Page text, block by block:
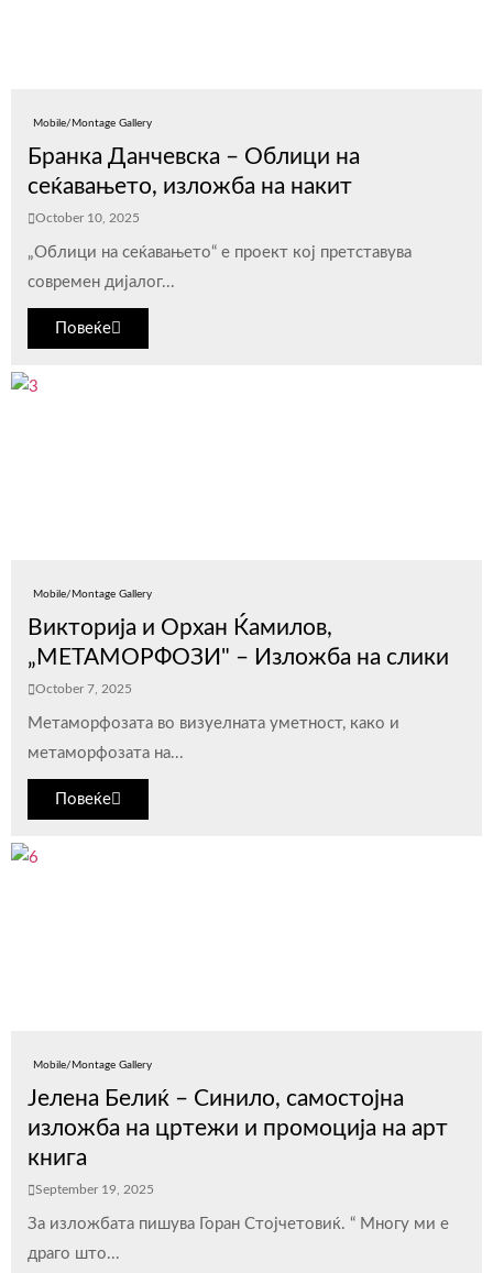
Mobile/Montage Gallery
Бранка Данчевска – Облици на
сеќавањето, изложба на накит
October 10, 2025
„Облици на сеќавањето“ е проект кој претставува
современ дијалог...
Повеќе
Mobile/Montage Gallery
Викторија и Орхан Ќамилов,
„МЕТАМОРФОЗИ" – Изложба на слики
October 7, 2025
Метаморфозата во визуелната уметнoст, како и
метаморфозата на...
Повеќе
Mobile/Montage Gallery
Јелена Белиќ – Синило, самостојна
изложба на цртежи и промоција на арт
книга
September 19, 2025
За изложбата пишува Горан Стојчетовиќ. “ Многу ми е
драго што...